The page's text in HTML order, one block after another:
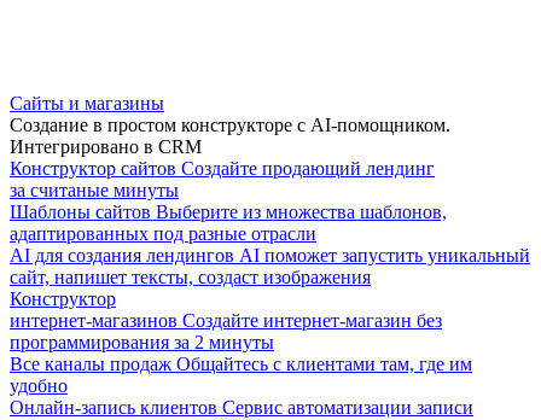
Сайты и магазины
Создание в простом конструкторе с AI-помощником.
Интегрировано в CRM
Конструктор сайтов Создайте продающий лендинг
за считаные минуты
Шаблоны сайтов Выберите из множества шаблонов,
адаптированных под разные отрасли
AI для создания лендингов AI поможет запустить уникальный
сайт, напишет тексты, создаст изображения
Конструктор
интернет-магазинов Создайте интернет-магазин без
программирования за 2 минуты
Все каналы продаж Общайтесь с клиентами там, где им
удобно
Онлайн-запись клиентов Сервис автоматизации записи